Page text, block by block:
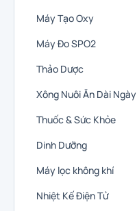
Máy Tạo Oxy
Máy Đo SPO2
Thảo Dược
Xông Nuôi Ăn Dài Ngày
Thuốc & Sức Khỏe
Dinh Dưỡng
Máy lọc không khí
Nhiệt Kế Điện Tử